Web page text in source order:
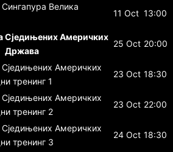
Велика
11 Oct 13:00
Сједињених Америчких
Држава
25 Oct 20:00
Сједињених Америчких
тренинг 1
23 Oct 18:30
Сједињених Америчких
тренинг 2
23 Oct 22:00
Сједињених Америчких
тренинг 3
24 Oct 18:30